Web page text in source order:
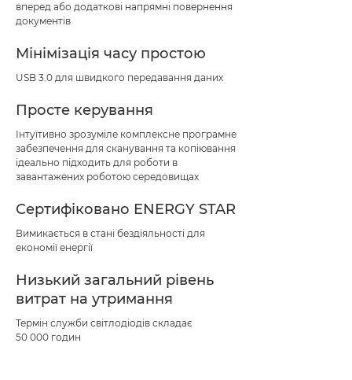
вперед або додаткові напрямні повернення
документів
Мінімізація часу простою
USB 3.0 для швидкого передавання даних
Просте керування
Інтуїтивно зрозуміле комплексне програмне
забезпечення для сканування та копіювання
ідеально підходить для роботи в
завантажених роботою середовищах
Сертифіковано ENERGY STAR
Вимикається в стані бездіяльності для
економії енергії
Низький загальний рівень
витрат на утримання
Термін служби світлодіодів складає
50 000 годин